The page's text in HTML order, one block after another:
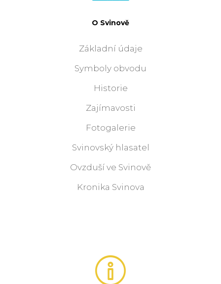
O Svinově
Základní údaje
Symboly obvodu
Historie
Zajímavosti
Fotogalerie
Svinovský hlasatel
Ovzduší ve Svinově
Kronika Svinova